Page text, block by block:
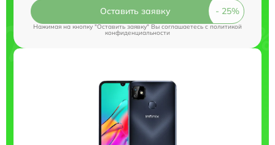
Оставить заявку
Нажимая на кнопку "Оставить заявку" Вы соглашаетесь cполитикой
конфиденциальности